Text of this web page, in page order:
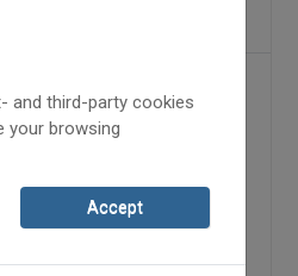
népzene és a
1999/2
elemzés
and third-party cookies
your browsing
Accept